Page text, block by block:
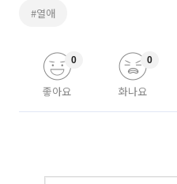
#열애
좋아요
0
화나요
0